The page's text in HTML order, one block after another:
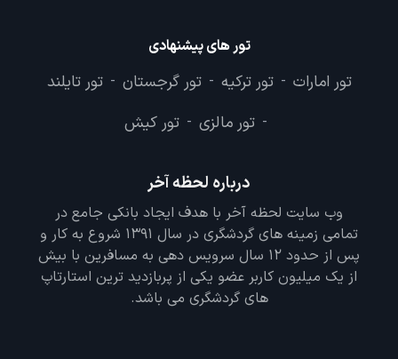
تور های پیشنهادی
تور امارات - تور ترکیه - تور گرجستان - تور تایلند
- تور مالزی - تور کیش
درباره لحظه آخر
وب سایت لحظه آخر با هدف ایجاد بانکی جامع در
تمامی زمینه های گردشگری در سال 1391 شروع به کار و
پس از حدود 12 سال سرویس دهی به مسافرین با بیش
از یک میلیون کاربر عضو یکی از پربازدید ترین استارتاپ
های گردشگری می باشد.